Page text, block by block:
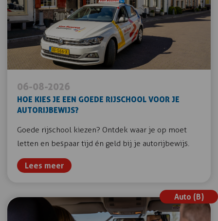
06-08-2026
HOE KIES JE EEN GOEDE RIJSCHOOL VOOR JE
AUTORIJBEWIJS?
Goede rijschool kiezen? Ontdek waar je op moet
letten en bespaar tijd én geld bij je autorijbewijs.
Lees meer
Auto (B)